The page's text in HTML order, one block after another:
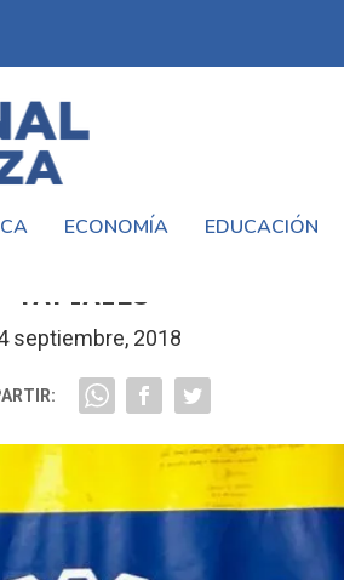
ECONOMÍA EDUCACIÓN
TAPIALES
septiembre, 2018